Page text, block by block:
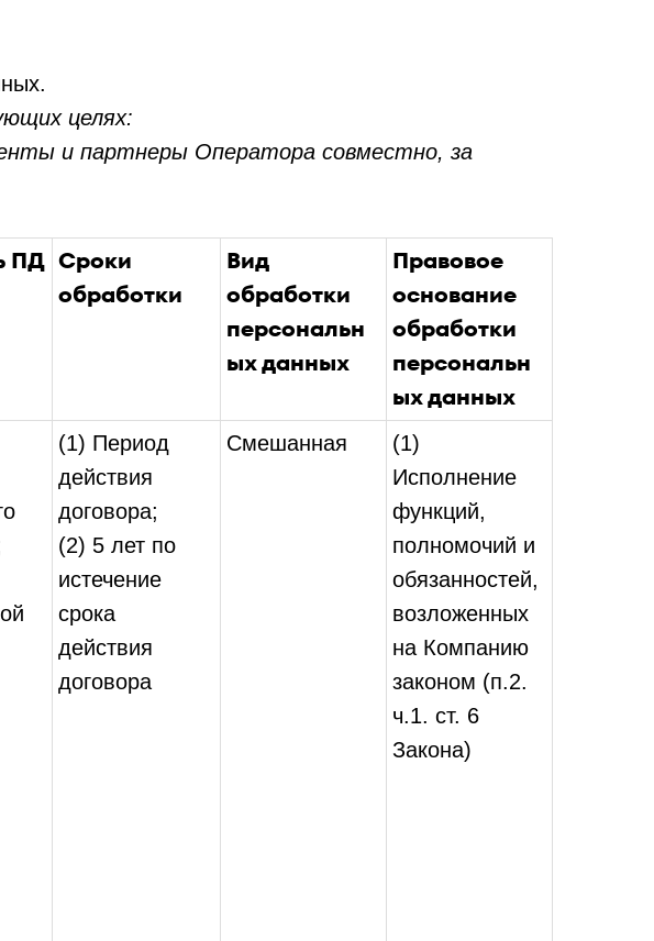
целях:
и партнеры Оператора совместно, за
ПД Сроки
обработки
Вид
обработки
персональн
ых данных
Правовое
основание
обработки
персональн
ых данных
(1) Период
действия
договора;
(2) 5 лет по
истечение
срока
действия
договора
Смешанная
(1)
Исполнение
функций,
полномочий и
обязанностей,
возложенных
на Компанию
законом (п.2.
ч.1. ст. 6
Закона)